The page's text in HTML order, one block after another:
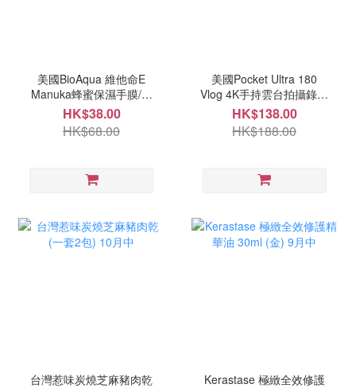
美國BioAqua 維他命E
Manuka蜂蜜保濕手膜/腳
膜(一套5片) 10月中
HK$38.00
HK$68.00
美國Pocket Ultra 180
Vlog 4K手持雲台拍攝錄器
10月中
HK$138.00
HK$188.00
台灣惹味炭燒芝麻豬肉乾
Kerastase 極緻全效修護